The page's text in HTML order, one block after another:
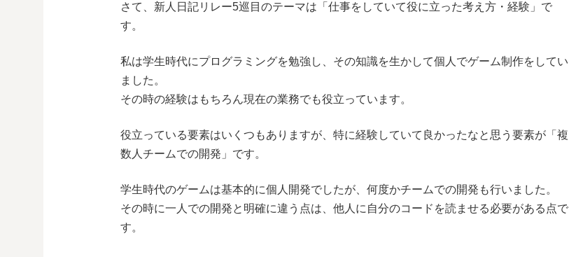
さて、新人日記リレー5巡目のテーマは「仕事をしていて役に立った考え方・経験」で
す。
私は学生時代にプログラミングを勉強し、その知識を生かして個人でゲーム制作をしてい
ました。
その時の経験はもちろん現在の業務でも役立っています。
役立っている要素はいくつもありますが、特に経験していて良かったなと思う要素が「複
数人チームでの開発」です。
学生時代のゲームは基本的に個人開発でしたが、何度かチームでの開発も行いました。
その時に一人での開発と明確に違う点は、他人に自分のコードを読ませる必要がある点で
す。